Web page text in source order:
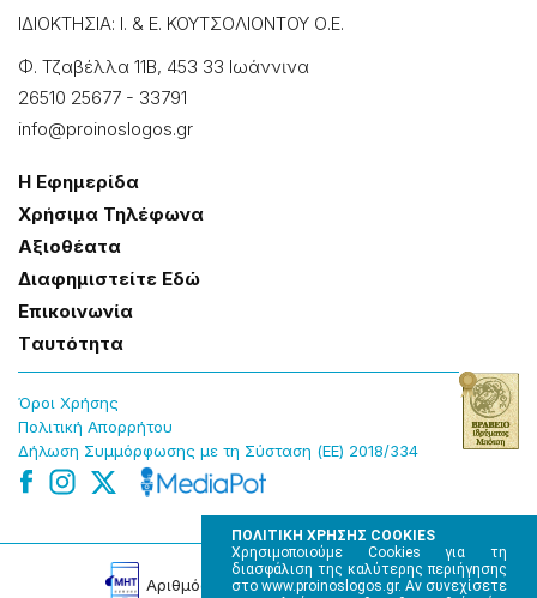
ΠΟΛΙΤΙΚΗ ΧΡΗΣΗΣ COOKIES
Χρησιμοποιούμε Cookies για τη
διασφάλιση της καλύτερης περιήγησης
στο www.proinoslogos.gr. Αν συνεχίσετε
ΙΔΙΟΚΤΗΣΙΑ: Ι. & Ε. ΚΟΥΤΣΟΛΙΟΝΤΟΥ Ο.Ε.
Φ. Τζαβέλλα 11Β, 453 33 Ιωάννɩνα
26510 25677 - 33791
info@proinoslogos.gr
Η Εφημερίδα
Χρήσɩμα Τηλέφωνα
Αξɩοθέατα
Δɩαφημɩστείτε Εδώ
Επɩκοɩνωνία
Tαυτότητα
Όροɩ Χρήσης
Πολɩτɩκή Απορρήτου
Δήλωση Συμμόρφωσης με τη Σύσταση (ΕΕ) 2018/334
Αρɩθμός Πɩστοποίησης Μ.Η.Τ. 220242